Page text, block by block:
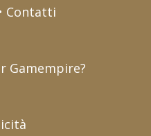
Contatti
Gamempire?